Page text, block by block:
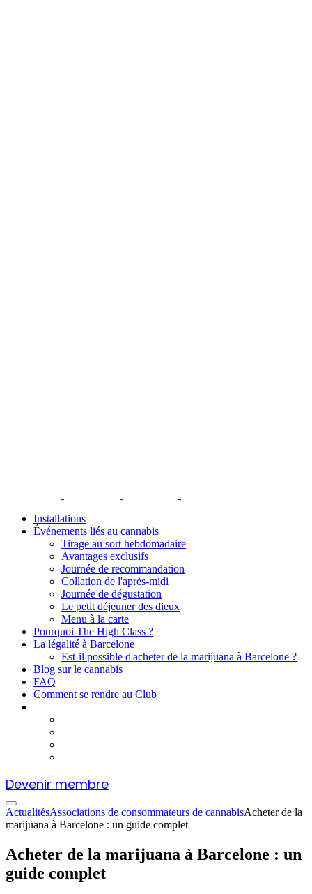
Installations
Événements liés au cannabis
Tirage au sort hebdomadaire
Avantages exclusifs
Journée de recommandation
Collation de l'après-midi
Journée de dégustation
Le petit déjeuner des dieux
Menu à la carte
Pourquoi The High Class ?
La légalité à Barcelone
Est-il possible d'acheter de la marijuana à Barcelone ?
Blog sur le cannabis
FAQ
Comment se rendre au Club
Devenir membre
ActualitésAssociations de consommateurs de cannabisAcheter de la
marijuana à Barcelone : un guide complet
Acheter de la marijuana à Barcelone : un
guide complet